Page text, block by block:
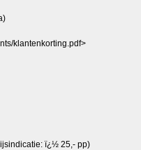
klantenkorting.pdf>
ï¿½ 25,- pp)